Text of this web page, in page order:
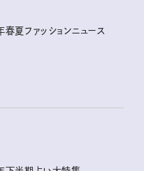
夏ファッションニュース